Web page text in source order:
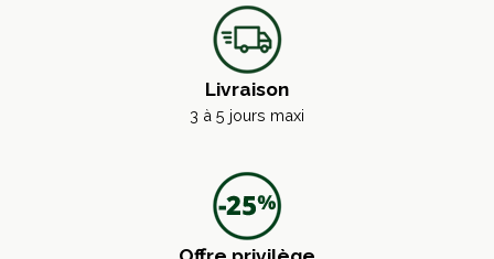
Livraison
3 à 5 jours maxi